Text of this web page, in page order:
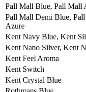
Pall Mall Blue, Pall Mall
Pall Mall Demi Blue,
Azure
Kent Navy Blue, Kent
Kent Nano Silver, Kent
Kent Feel Aroma
Kent Switch
Kent Crystal Blue